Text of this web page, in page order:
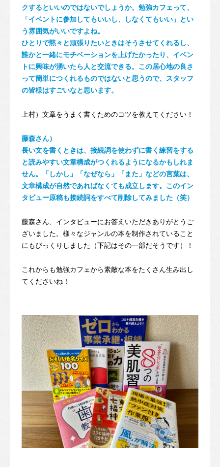
クするといいのではないでしょうか。勉強カフェって、
「イベントに参加してもいいし、しなくてもいい」とい
う雰囲気がいいですよね。
ひとりで黙々と頑張りたいときはそうさせてくれるし、
誰かと一緒にモチベーションを上げたかったり、イベン
トに興味が湧いたら人と交流できる。この居心地の良さ
って簡単につくれるものではないと思うので、スタッフ
の皆様はすごいなと思います。
上村）文章をうまく書くためのコツを教えてください！
藤森さん）
長い文を書くときは、接続詞を使わずに書く練習をする
と読みやすい文章構成がつくれるようになるかもしれま
せん。「しかし」「なぜなら」「また」などの言葉は、
文章構成が自然であればなくても成立します。このイン
タビュー原稿も接続詞をすべて削除してみました（笑）
藤森さん、インタビューにお答えいただきありがとうご
ざいました。様々なジャンルの本を制作されていること
にもびっくりしました（下記はその一部だそうです）！
これからも勉強カフェから素敵な本をたくさん生み出し
てくださいね！